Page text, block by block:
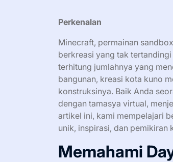
Perkenalan
Minecraft, permainan
berkreasi yang tak
terhitung jumlahnya yang
bangunan, kreasi kota kuno
konstruksinya. Baik Anda
dengan tamasya virtual,
artikel ini, kami mempelajari
unik, inspirasi, dan pemikiran
Memahami